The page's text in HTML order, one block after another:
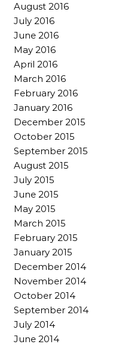
August 2016
July 2016
June 2016
May 2016
April 2016
March 2016
February 2016
January 2016
December 2015
October 2015
September 2015
August 2015
July 2015
June 2015
May 2015
March 2015
February 2015
January 2015
December 2014
November 2014
October 2014
September 2014
July 2014
June 2014